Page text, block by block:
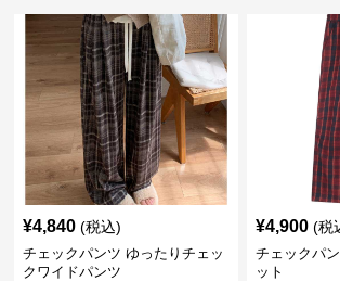
¥4,840 (税込)
チェックパンツ ゆったりチェッ
クワイドパンツ
¥4,900 (税
チェックパ
ット